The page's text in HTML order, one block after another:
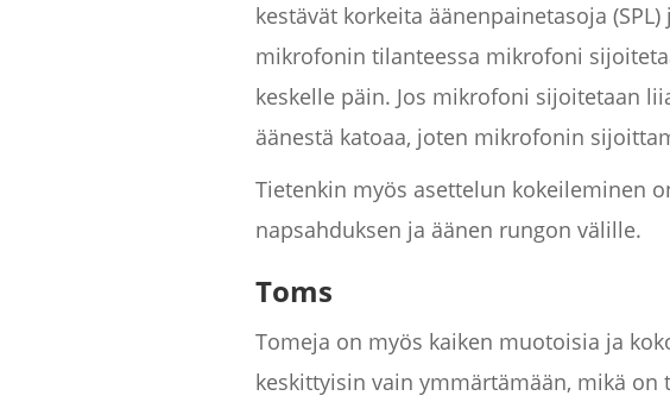
kestävät korkeita äänenpainetasoja
mikrofonin tilanteessa mikrofoni
keskelle päin. Jos mikrofoni sijoitetaan
äänestä katoaa, joten mikrofonin
Tietenkin myös asettelun kokeileminen
napsahduksen ja äänen rungon välille.
Toms
Tomeja on myös kaiken muotoisia ja
keskittyisin vain ymmärtämään, mikä